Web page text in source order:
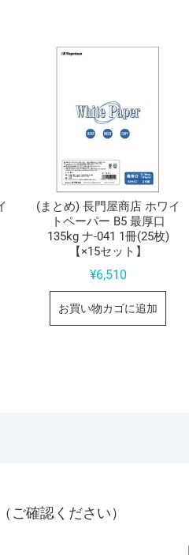
(まとめ) 長門屋商店 ホワイ
トペーパー B5 最厚口
135kg ナ-041 1冊(25枚)
【×15セット】
¥6,510
お買い物カゴに追加
ご確認ください）